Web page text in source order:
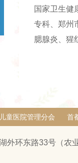
国家卫生健
专科、郑州
腮腺炎、猩
童医院管理分会 首
外环东路33号（农